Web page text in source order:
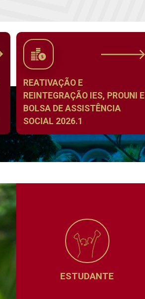
REATIVAÇÃO E
REINTEGRAÇÃO IES, PROUNI E
BOLSA DE ASSISTÊNCIA
SOCIAL 2026.1
ESTUDANTE